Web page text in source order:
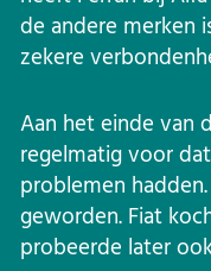
de andere merken
zekere
Aan het einde van
regelmatig voor
problemen
geworden. Fiat
probeerde later